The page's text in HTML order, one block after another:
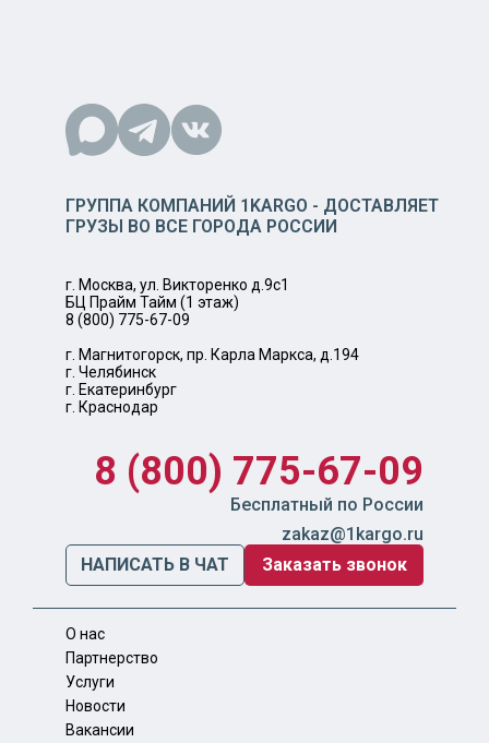
ГРУППА КОМПАНИЙ 1KARGO - ДОСТАВЛЯЕТ
ГРУЗЫ ВО ВСЕ ГОРОДА РОССИИ
г. Москва, ул. Викторенко д.9с1
БЦ Прайм Тайм (1 этаж)
8 (800) 775-67-09
г. Магнитогорск, пр. Карла Маркса, д.194
г. Челябинск
г. Екатеринбург
г. Краснодар
8 (800) 775-67-09
Бесплатный по России
zakaz@1kargo.ru
НАПИСАТЬ В ЧАТ
Заказать звонок
О нас
Партнерство
Услуги
Новости
Вакансии